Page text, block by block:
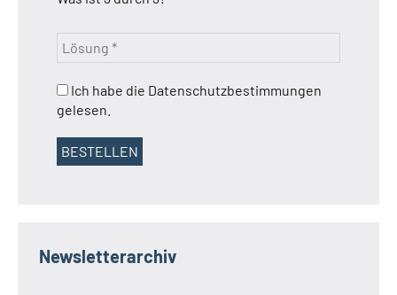
Ich habe die Datenschutzbestimmungen
gelesen.
Newsletterarchiv